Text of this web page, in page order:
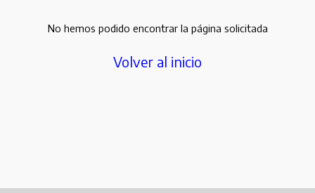
No hemos podido encontrar la página solicitada
Volver al inicio